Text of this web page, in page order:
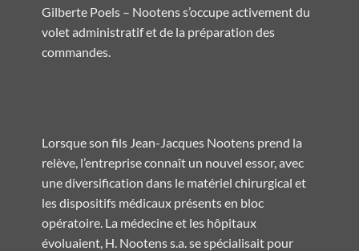
Gilberte Poels – Nootens s’occupe activement du
volet administratif et de la préparation des
commandes.
Lorsque son fils Jean-Jacques Nootens prend la
relève, l’entreprise connaît un nouvel essor, avec
une diversification dans le matériel chirurgical et
les dispositifs médicaux présents en bloc
opératoire. La médecine et les hôpitaux
évoluaient, H. Nootens s.a. se spécialisait pour